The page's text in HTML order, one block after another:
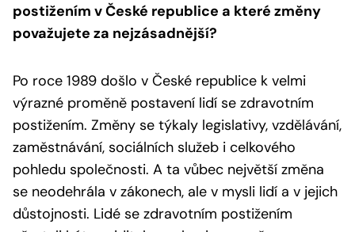
postižením v České republice a které změny
považujete za nejzásadnější?
Po roce 1989 došlo v České republice k velmi
výrazné proměně postavení lidí se zdravotním
postižením. Změny se týkaly legislativy, vzdělávání,
zaměstnávání, sociálních služeb i celkového
pohledu společnosti. A ta vůbec největší změna
se neodehrála v zákonech, ale v mysli lidí a v jejich
důstojnosti. Lidé se zdravotním postižením